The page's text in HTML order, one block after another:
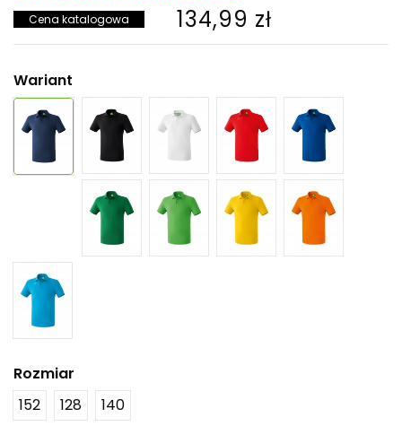
Cena katalogowa 134,99 zł
Wariant
Rozmiar
152
128 140